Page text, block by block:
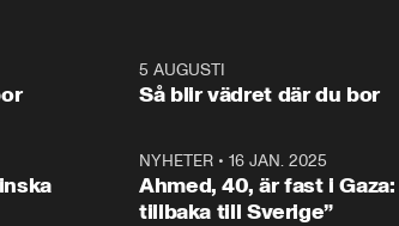
i val. Ska vi
sitter vi förstås
kommentator My
Rohwedder ställer
utbildnings- och
Mohamsson till svars.
5 AUGUSTI
Så blir vädret där du bor
NYHETER• 16 JAN. 2025
Ahmed, 40, är fast i Gaza:
tillbaka till Sverige”